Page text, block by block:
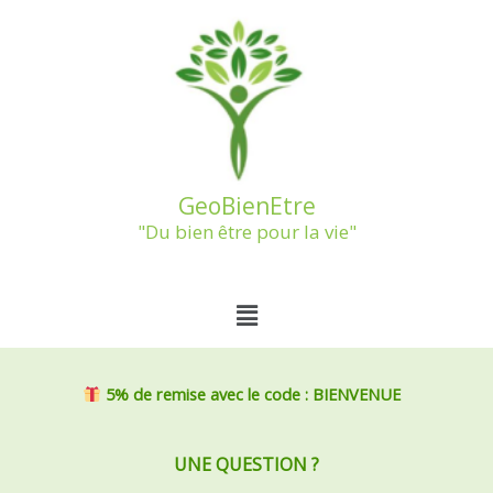
GeoBienEtre
"Du bien être pour la vie"
Menu
5% de remise avec le code : BIENVENUE
UNE QUESTION ?